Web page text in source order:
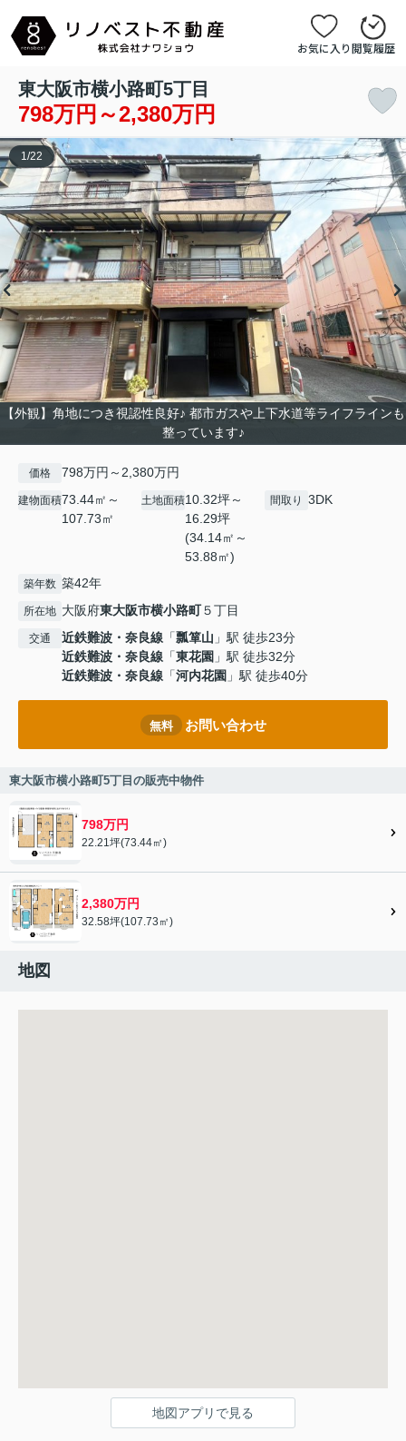
お気に入り閲覧履歴
東大阪市横小路町5丁目
798万円～2,380万円
【外観】角地につき視認性良好♪ 都市ガスや上下水道等ライフラインも
整っています♪
1 /22
価格 798万円～2,380万円
建物面積73.44㎡～
107.73㎡
土地面積10.32坪～
16.29坪
(34.14㎡～
53.88㎡)
間取り 3DK
築年数 築42年
所在地 大阪府東大阪市横小路町５丁目
交通 近鉄難波・奈良線 「瓢箪山 」駅 徒歩23分
近鉄難波・奈良線 「東花園 」駅 徒歩32分
近鉄難波・奈良線 「河内花園 」駅 徒歩40分
無料 お問い合わせ
東大阪市横小路町5丁目の販売中物件
798万円
22.21坪(73.44㎡)
2,380万円
32.58坪(107.73㎡)
地図
地図アプリで見る